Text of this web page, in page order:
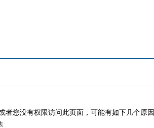
者您没有权限访问此页面，可能有如下几个原因